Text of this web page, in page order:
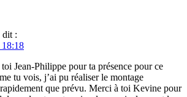
dit :
Jean-Philippe pour ta présence pour ce
tu vois, j’ai pu réaliser le montage
que prévu. Merci à toi Kevine pour